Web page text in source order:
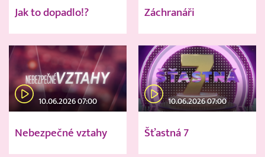
Jak to dopadlo!? Záchranáři
10.06.2026 07:00
Nebezpečné vztahy
10.06.2026 07:00
Šťastná 7